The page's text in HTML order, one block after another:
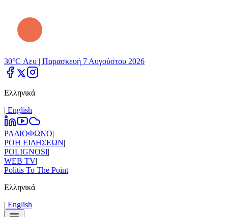
30°C Λευ | Παρασκευή 7 Αυγούστου 2026
Ελληνικά
| Εnglish
ΡΑΔΙΟΦΩΝΟ|
ΡΟΗ ΕΙΔΗΣΕΩΝ|
POLIGNOSI|
WEB TV|
Politis To The Point
Ελληνικά
| Εnglish